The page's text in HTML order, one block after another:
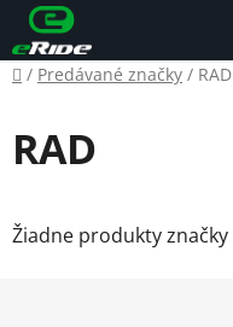
Prejsť
na
obsah
Domov
/ Predávané značky / RAD
RAD
Žiadne produkty značky